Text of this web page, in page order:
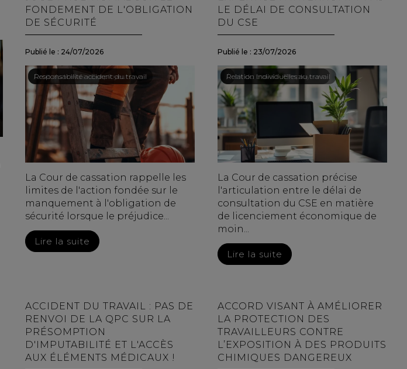
FONDEMENT DE L'OBLIGATION
DE SÉCURITÉ
Publié le : 24/07/2026
Droit du travail - Employeurs
/Responsabilité accident du travail
La Cour de cassation rappelle les
limites de l'action fondée sur le
manquement à l'obligation de
sécurité lorsque le préjudice...
Lire la suite
LE DÉLAI DE CONSULTATION
DU CSE
Publié le : 23/07/2026
Droit du travail - Employeurs
/Relation individuelles au travail
La Cour de cassation précise
l'articulation entre le délai de
consultation du CSE en matière
de licenciement économique de
moin...
Lire la suite
ACCIDENT DU TRAVAIL : PAS DE
RENVOI DE LA QPC SUR LA
PRÉSOMPTION
D'IMPUTABILITÉ ET L'ACCÈS
AUX ÉLÉMENTS MÉDICAUX !
ACCORD VISANT À AMÉLIORER
LA PROTECTION DES
TRAVAILLEURS CONTRE
L’EXPOSITION À DES PRODUITS
CHIMIQUES DANGEREUX